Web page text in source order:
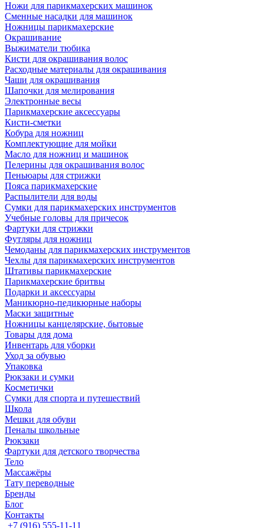
Ножи для парикмахерских машинок
Сменные насадки для машинок
Ножницы парикмахерские
Окрашивание
Выжиматели тюбика
Кисти для окрашивания волос
Расходные материалы для окрашивания
Чаши для окрашивания
Шапочки для мелирования
Электронные весы
Парикмахерские аксессуары
Кисти-сметки
Кобура для ножниц
Комплектующие для мойки
Масло для ножниц и машинок
Пелерины для окрашивания волос
Пеньюары для стрижки
Пояса парикмахерские
Распылители для воды
Сумки для парикмахерских инструментов
Учебные головы для причесок
Фартуки для стрижки
Футляры для ножниц
Чемоданы для парикмахерских инструментов
Чехлы для парикмахерских инструментов
Штативы парикмахерские
Парикмахерские бритвы
Подарки и аксессуары
Маникюрно-педикюрные наборы
Маски защитные
Ножницы канцелярские, бытовые
Товары для дома
Инвентарь для уборки
Уход за обувью
Упаковка
Рюкзаки и сумки
Косметички
Сумки для спорта и путешествий
Школа
Мешки для обуви
Пеналы школьные
Рюкзаки
Фартуки для детского творчества
Тело
Массажёры
Тату переводные
Бренды
Блог
Контакты
+7 (916) 555-11-11